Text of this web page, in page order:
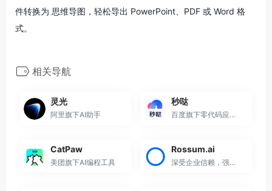
件转换为 思维导图，轻松导出 PowerPoint、PDF 或 Word 格
式。
相关导航
灵光
阿里旗下AI助手
秒哒
百度旗下零代码应用生成平台
CatPaw
美团旗下AI编程工具
Rossum.ai
深受企业信赖，强大易用的AI...